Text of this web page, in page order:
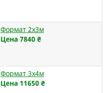
Формат 2х3м
Цена 7840 ₴
Формат 3х4м
Цена 11650 ₴